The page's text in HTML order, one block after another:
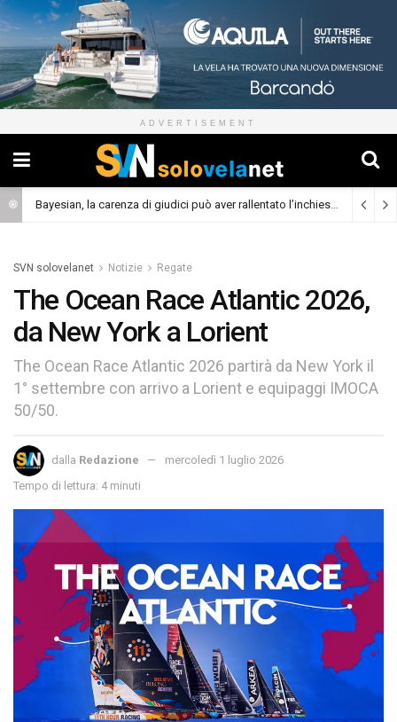
ADVERTISEMENT
Bayesian, la carenza di giudici può aver rallentato l’inchiesta (Cronaca)
SVN solovelanet Notizie Regate
The Ocean Race Atlantic 2026,
da New York a Lorient
The Ocean Race Atlantic 2026 partirà da New York il
1° settembre con arrivo a Lorient e equipaggi IMOCA
50/50.
dalla Redazione
mercoledì 1 luglio 2026
Tempo di lettura: 4 minuti